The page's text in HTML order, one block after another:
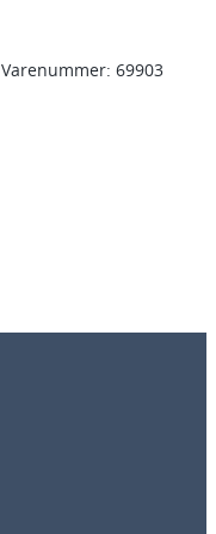
Varenummer: 69903